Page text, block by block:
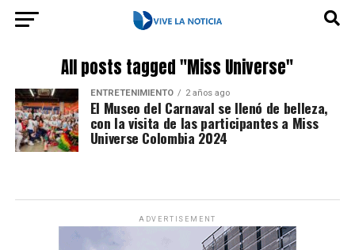
All posts tagged "Miss Universe"
ENTRETENIMIENTO 2 años ago
El Museo del Carnaval se llenó de belleza,
con la visita de las participantes a Miss
Universe Colombia 2024
ADVERTISEMENT